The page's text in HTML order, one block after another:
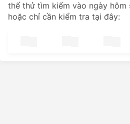
thể thử tìm kiếm vào ngày hôm
hoặc chỉ cần kiểm tra tại đây: